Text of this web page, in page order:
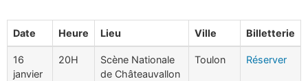
Date Heure Lieu Ville Billetterie
16
janvier
20H
Scène Nationale
de Châteauvallon
Toulon Réserver